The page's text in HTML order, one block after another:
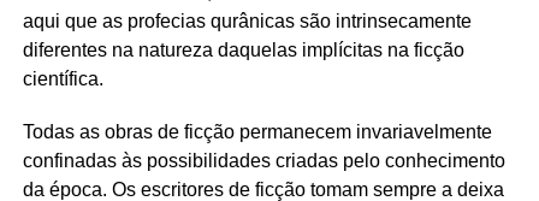
aqui que as profecias qurânicas são intrinsecamente
diferentes na natureza daquelas implícitas na ficção
científica.
Todas as obras de ficção permanecem invariavelmente
confinadas às possibilidades criadas pelo conhecimento
da época. Os escritores de ficção tomam sempre a deixa